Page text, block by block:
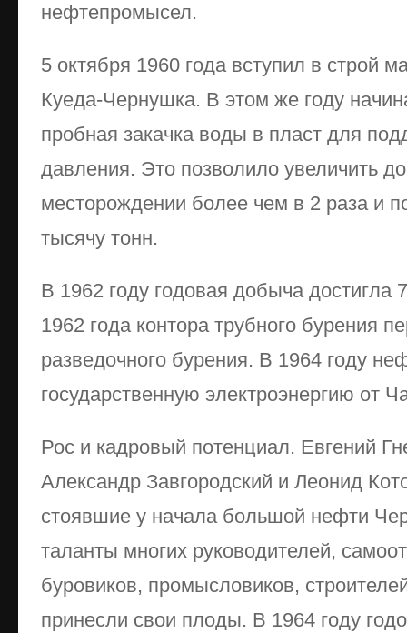
нефтепромысел.
5 октября 1960 года вступил в строй
Куеда-Чернушка. В этом же году
пробная закачка воды в пласт для
давления. Это позволило увеличить
месторождении более чем в 2 раза и
тысячу тонн.
В 1962 году годовая добыча достигла
1962 года контора трубного бурения
разведочного бурения. В 1964 году
государственную электроэнергию от
Рос и кадровый потенциал. Евгений
Александр Завгородский и Леонид
стоявшие у начала большой нефти
таланты многих руководителей,
буровиков, промысловиков,
принесли свои плоды. В 1964 году